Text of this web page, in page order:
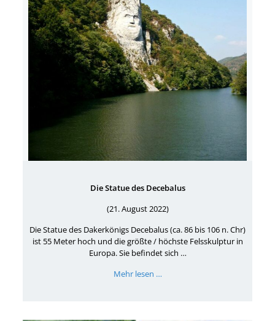
Die Statue des Decebalus
(21. August 2022)
Die Statue des Dakerkönigs Decebalus (ca. 86 bis 106 n. Chr)
ist 55 Meter hoch und die größte / höchste Felsskulptur in
Europa. Sie befindet sich …
Mehr lesen …